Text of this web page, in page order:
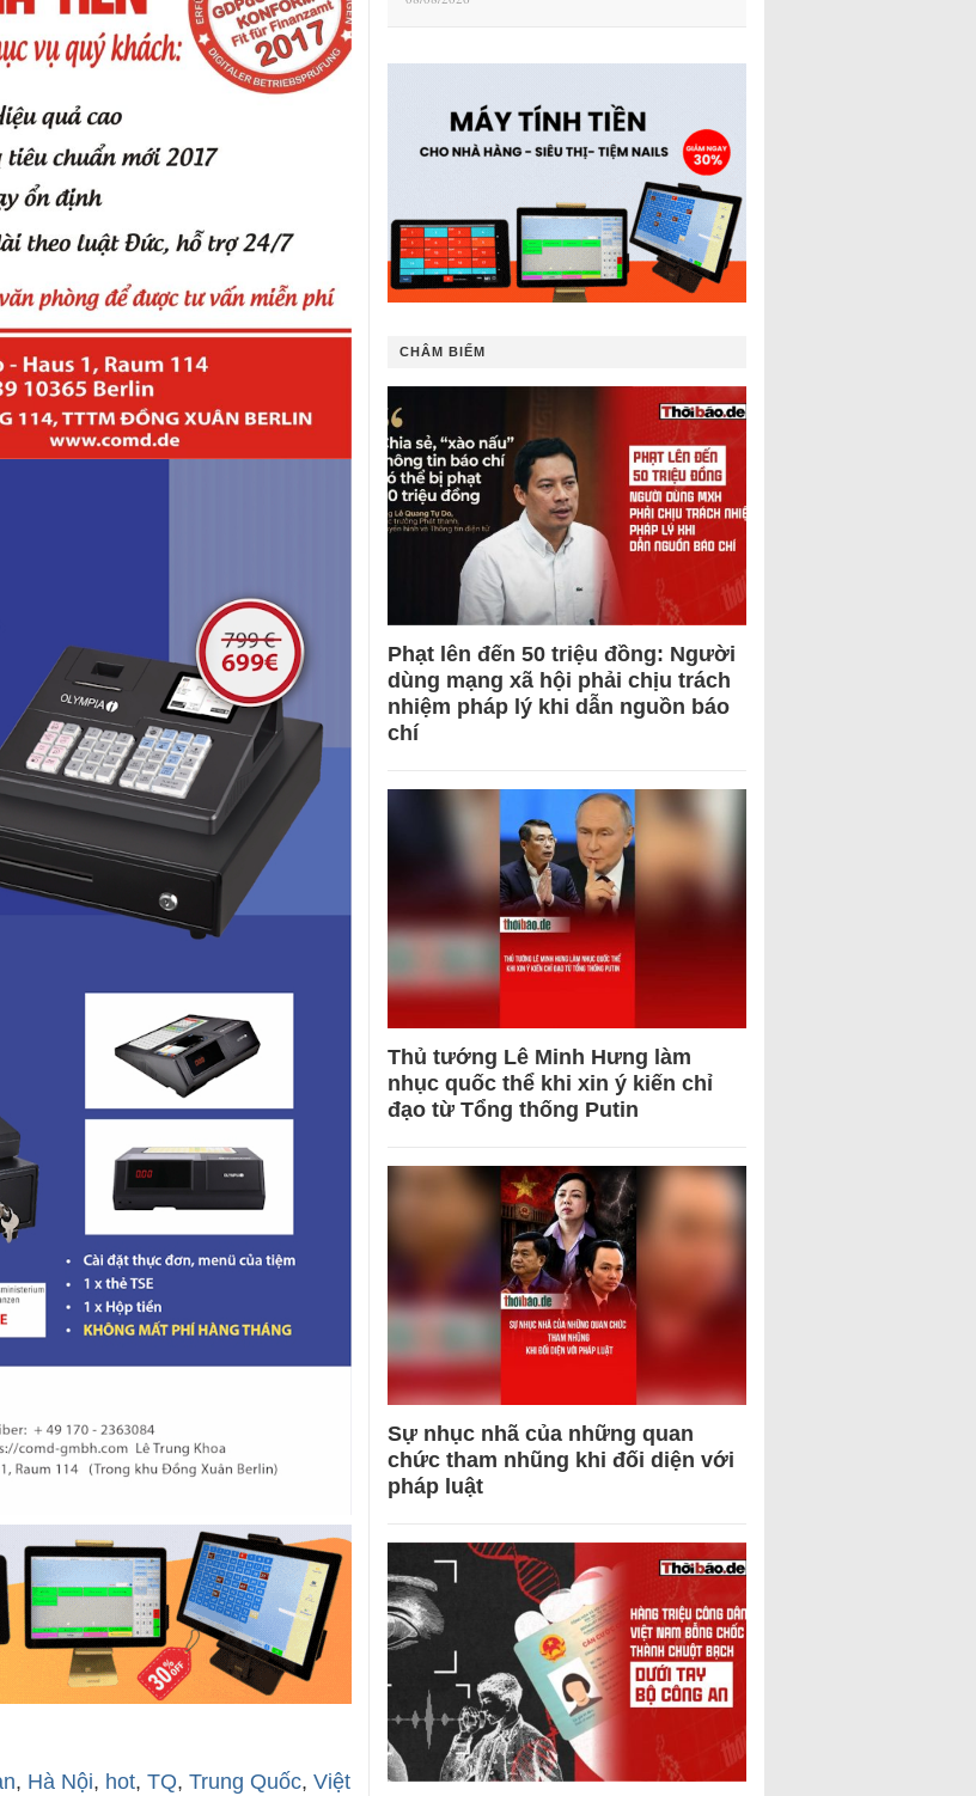
, Hà Nội, hot, TQ, Trung Quốc, Việt
CHÂM BIẾM
Phạt lên đến 50 triệu đồng: Người
dùng mạng xã hội phải chịu trách
nhiệm pháp lý khi dẫn nguồn báo
chí
Thủ tướng Lê Minh Hưng làm
nhục quốc thể khi xin ý kiến chỉ
đạo từ Tổng thống Putin
Sự nhục nhã của những quan
chức tham nhũng khi đối diện với
pháp luật